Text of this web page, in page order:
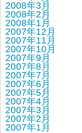
2008年3月
2008年2月
2008年1月
2007年12月
2007年11月
2007年10月
2007年9月
2007年8月
2007年7月
2007年6月
2007年5月
2007年4月
2007年3月
2007年2月
2007年1月